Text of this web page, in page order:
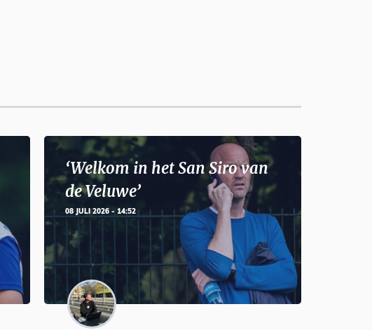
‘Welkom in het San Siro van
de Veluwe’
08 JULI 2026 - 14:52